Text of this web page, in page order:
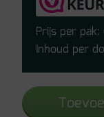
Majestic
-
Lichtbruine
Prijs per pak:
Inhoud per